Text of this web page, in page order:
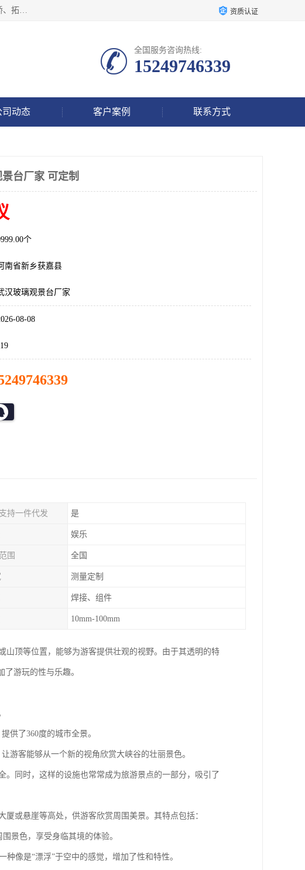
新乡市鑫豫游乐设备有限公司成立于2018年，注册地位于河南省。经营范围包括游乐设备、滑索、滑道、空中自行车、吊桥、拓展器材、攀岩器材、趣桥、悬崖秋千、网红桥、儿童乐园设备、水上乐园设备、丛林穿越设备、音乐呐喊设备、轨道滑车、栈道、玻璃滑道、观景平台、景观包装的设计、制造、销售、安装、维修，景区策划服务。 资质认证
全国服务咨询热线:
15249746339
司动态 客户案例 联系方式
台厂家 可定制
个
南省新乡获嘉县
汉玻璃观景台厂家
08-08
持一件代发 是
娱乐
围 全国
测量定制
焊接、组件
10mm-100mm
顶等位置，能够为游客提供壮观的视野。由于其透明的特
游玩的性与乐趣。
供了360度的城市全景。
游客能够从一个新的视角欣赏大峡谷的壮丽景色。
同时，这样的设施也常常成为旅游景点的一部分，吸引了
或悬崖等高处，供游客欣赏周围美景。其特点包括：
景色，享受身临其境的体验。
像是“漂浮”于空中的感觉，增加了性和特性。